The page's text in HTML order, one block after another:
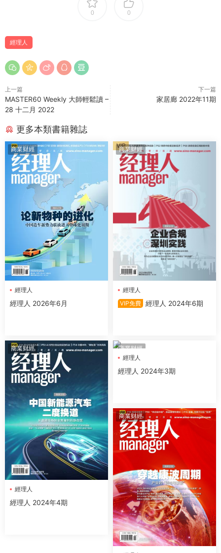
0 0
經理人
上一篇
MASTER60 Weekly 大師輕鬆讀 –
28 十二月 2022
下一篇
家居廊 2022年11期
更多本類書籍雜誌
商業财經
經理人
經理人 2026年6月
商業财經
經理人
VIP免費 經理人 2024年6期
VIP
商業财經
經理人
經理人 2024年4期
商業财經
經理人
經理人 2024年3期
商業财經